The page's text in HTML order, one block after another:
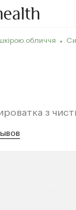
обличчя
з